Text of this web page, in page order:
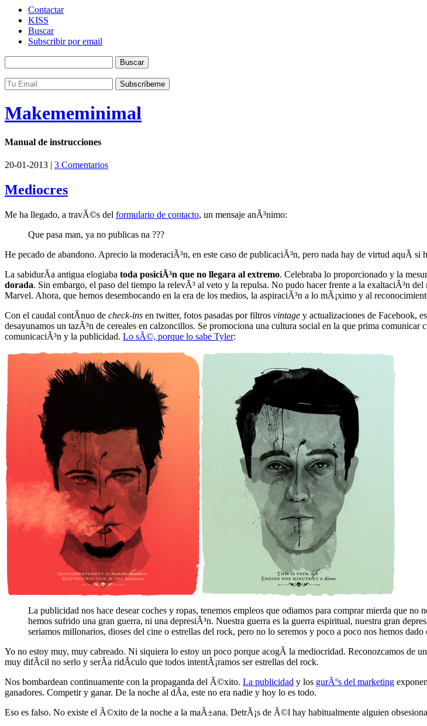
Contactar
KISS
Buscar
Subscribir por email
Makememinimal
Manual de instrucciones
20-01-2013 | 3 Comentarios
Mediocres
Me ha llegado, a travÃ©s del formulario de contacto, un mensaje anÃ³nimo:
Que pasa man, ya no publicas na ???
He pecado de abandono. Aprecio la moderaciÃ³n, en este caso de publicaciÃ³n, pero nada hay de virtud aquÃ­
La sabidurÃ­a antigua elogiaba toda posiciÃ³n que no llegara al extremo. Celebraba lo proporcionado y la
dorada. Sin embargo, el paso del tiempo la relevÃ³ al veto y la repulsa. No pudo hacer frente a la exaltaciÃ³n
Marvel. Ahora, que hemos desembocando en la era de los medios, la aspiraciÃ³n a lo mÃ¡ximo y al
Con el caudal contÃ­nuo de check-ins en twitter, fotos pasadas por filtros vintage y actualizaciones de Facebook,
desayunamos un tazÃ³n de cereales en calzoncillos. Se promociona una cultura social en la que prima
comunicaciÃ³n y la publicidad. Lo sÃ©, porque lo sabe Tyler:
La publicidad nos hace desear coches y ropas, tenemos empleos que odiamos para comprar mierda que
hemos sufrido una gran guerra, ni una depresiÃ³n. Nuestra guerra es la guerra espiritual, nuestra gran
seriamos millonarios, dioses del cine o estrellas del rock, pero no lo seremos y poco a poco nos hemos
Yo no estoy muy, muy cabreado. Ni siquiera lo estoy un poco porque acogÃ­ la mediocridad. Reconozcamos de
muy difÃ­cil no serlo y serÃ­a ridÃ­culo que todos intentÃ¡ramos ser estrellas del rock.
Nos bombardean continuamente con la propaganda del Ã©xito. La publicidad y los gurÃºs del marketing
ganadores. Competir y ganar. De la noche al dÃ­a, este no era nadie y hoy lo es todo.
Eso es falso. No existe el Ã©xito de la noche a la maÃ±ana. DetrÃ¡s de Ã©l hay habitualmente alguien